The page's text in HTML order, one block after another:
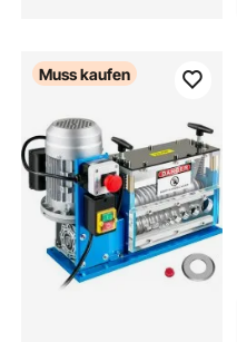
Muss kaufen